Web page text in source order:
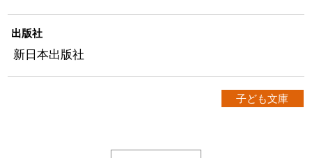
出版社
新日本出版社
子ども文庫